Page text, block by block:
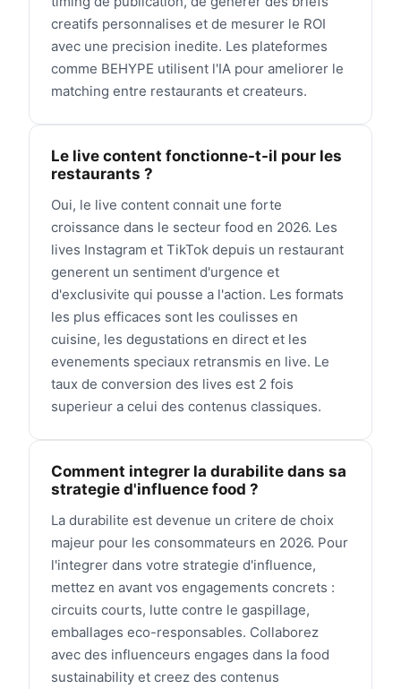
creatifs personnalises et de mesurer le ROI
avec une precision inedite. Les plateformes
comme BEHYPE utilisent l'IA pour ameliorer le
matching entre restaurants et createurs.
Le live content fonctionne-t-il pour les
restaurants ?
Oui, le live content connait une forte
croissance dans le secteur food en 2026. Les
lives Instagram et TikTok depuis un restaurant
generent un sentiment d'urgence et
d'exclusivite qui pousse a l'action. Les formats
les plus efficaces sont les coulisses en
cuisine, les degustations en direct et les
evenements speciaux retransmis en live. Le
taux de conversion des lives est 2 fois
superieur a celui des contenus classiques.
Comment integrer la durabilite dans sa
strategie d'influence food ?
La durabilite est devenue un critere de choix
majeur pour les consommateurs en 2026. Pour
l'integrer dans votre strategie d'influence,
mettez en avant vos engagements concrets :
circuits courts, lutte contre le gaspillage,
emballages eco-responsables. Collaborez
avec des influenceurs engages dans la food
sustainability et creez des contenus